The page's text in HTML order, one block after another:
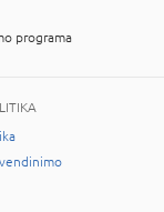
programa